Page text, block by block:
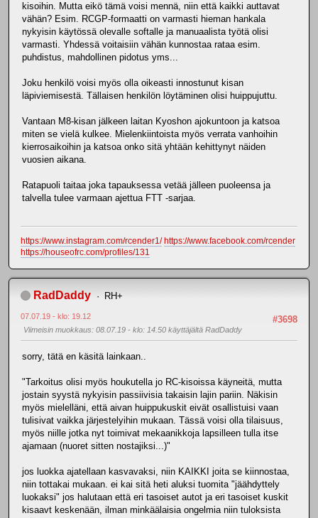
kisoihin. Mutta eikö tämä voisi mennä, niin että kaikki auttavat
vähän? Esim. RCGP-formaatti on varmasti hieman hankala
nykyisin käytössä olevalle softalle ja manuaalista työtä olisi
varmasti. Yhdessä voitaisiin vähän kunnostaa rataa esim.
puhdistus, mahdollinen pidotus yms...
Joku henkilö voisi myös olla oikeasti innostunut kisan
läpiviemisestä. Tällaisen henkilön löytäminen olisi huippujuttu.
Vantaan M8-kisan jälkeen laitan Kyoshon ajokuntoon ja katsoa
miten se vielä kulkee. Mielenkiintoista myös verrata vanhoihin
kierrosaikoihin ja katsoa onko sitä yhtään kehittynyt näiden
vuosien aikana.
Ratapuoli taitaa joka tapauksessa vetää jälleen puoleensa ja
talvella tulee varmaan ajettua FTT -sarjaa.
https://www.instagram.com/rcender1/ https://www.facebook.com/rcender
https://houseofrc.com/profiles/131
RadDaddy RH+
#3698
07.07.19 - klo: 19.12
Viimeisin muokkaus: 08.07.19 - klo: 14.50 käyttäjältä RadDaddy
sorry, tätä en käsitä lainkaan..
"Tarkoitus olisi myös houkutella jo RC-kisoissa käyneitä, mutta
jostain syystä nykyisin passiivisia takaisin lajin pariin. Näkisin
myös mielelläni, että aivan huippukuskit eivät osallistuisi vaan
tulisivat vaikka järjestelyihin mukaan. Tässä voisi olla tilaisuus,
myös niille jotka nyt toimivat mekaanikkoja lapsilleen tulla itse
ajamaan (nuoret sitten nostajiksi...)"
jos luokka ajatellaan kasvavaksi, niin KAIKKI joita se kiinnostaa,
niin tottakai mukaan. ei kai sitä heti aluksi tuomita "jäähdyttely
luokaksi" jos halutaan että eri tasoiset autot ja eri tasoiset kuskit
kisaavt keskenään, ilman minkäälaisia ongelmia niin tuloksista